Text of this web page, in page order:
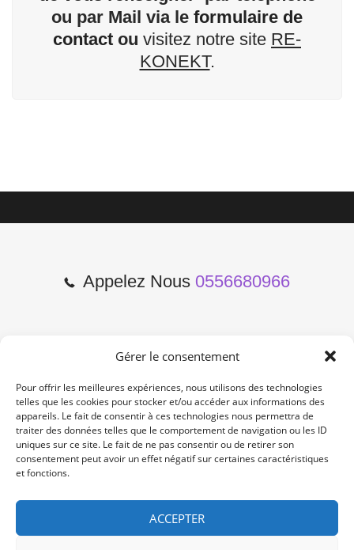
Gérer le consentement
Pour offrir les meilleures expériences, nous utilisons des technologies
telles que les cookies pour stocker et/ou accéder aux informations des
appareils. Le fait de consentir à ces technologies nous permettra de
traiter des données telles que le comportement de navigation ou les ID
uniques sur ce site. Le fait de ne pas consentir ou de retirer son
consentement peut avoir un effet négatif sur certaines caractéristiques
et fonctions.
ACCEPTER
ou par Mail via le formulaire de
contact ou visitez notre site RE-
KONEKT.
Appelez Nous 0556680966
2 Cours de l'Yser 33800
Bordeaux
Lun-Samedi: 10:00 -19:00
Non Stop
/ /